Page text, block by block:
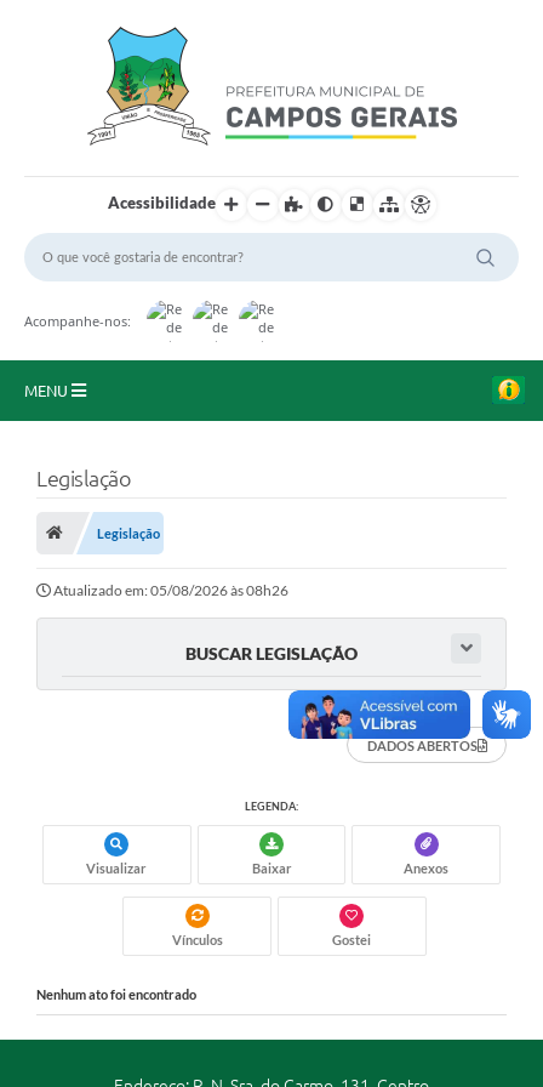
Acessibilidade
Acompanhe-nos:
MENU
O Município
A Prefeitura
Portal da Transparência
Mais
Legislação
Legislação
Atualizado em: 05/08/2026 às 08h26
BUSCAR LEGISLAÇÃO
DADOS ABERTOS
LEGENDA:
Visualizar Baixar Anexos
Vínculos Gostei
Nenhum ato foi encontrado